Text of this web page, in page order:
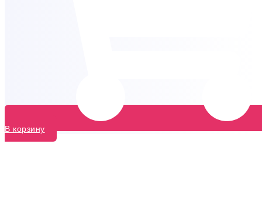
В корзину